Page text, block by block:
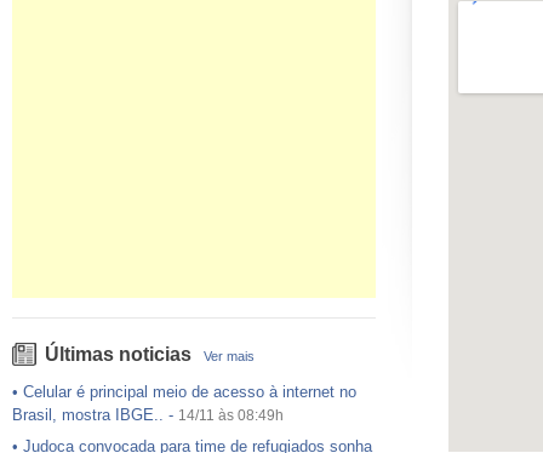
Últimas noticias Ver mais
• Celular é principal meio de acesso à internet no
Brasil, mostra IBGE.. - 14/11 às 08:49h
• Judoca convocada para time de refugiados sonha